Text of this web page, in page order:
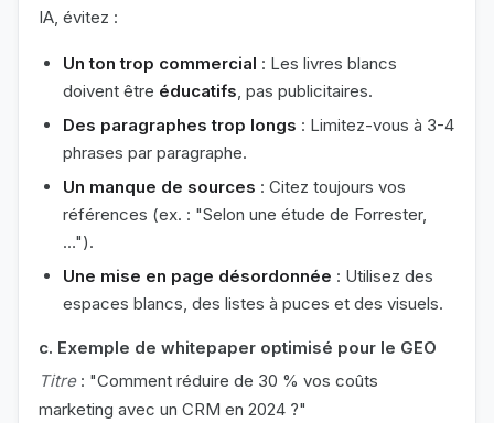
IA, évitez :
Un ton trop commercial : Les livres blancs
doivent être éducatifs, pas publicitaires.
Des paragraphes trop longs : Limitez-vous à 3-4
phrases par paragraphe.
Un manque de sources : Citez toujours vos
références (ex. : "Selon une étude de Forrester,
…").
Une mise en page désordonnée : Utilisez des
espaces blancs, des listes à puces et des visuels.
c. Exemple de whitepaper optimisé pour le GEO
Titre: "Comment réduire de 30 % vos coûts
marketing avec un CRM en 2024 ?"